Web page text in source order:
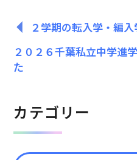
２学期の転入学・編
２０２６千葉私立中学進
た
カテゴリー